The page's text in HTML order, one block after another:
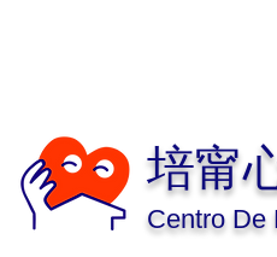
培甯
Centro De